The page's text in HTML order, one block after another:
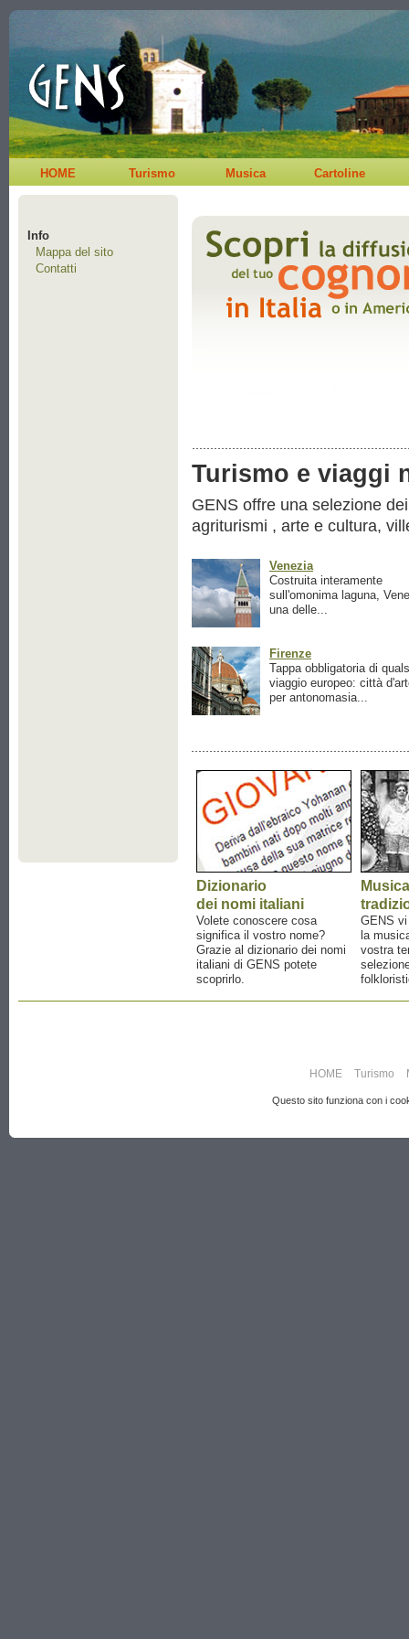
HOME Turismo Musica Cartoline
Info
Mappa del sito
Contatti
Turismo e viaggi
GENS offre una selezione
agriturismi , arte e cultura,
Venezia
Costruita interamente
sull'omonima laguna,
una delle...
Firenze
Tappa obbligatoria di
viaggio europeo: città
per antonomasia...
Dizionario
dei nomi italiani
Volete conoscere cosa
significa il vostro nome?
Grazie al dizionario dei nomi
italiani di GENS potete
scoprirlo.
Musica
GENS
la
vostra
HOME Turismo
Questo sito funziona con i